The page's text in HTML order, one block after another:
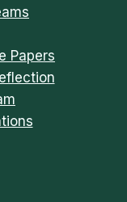
Papers